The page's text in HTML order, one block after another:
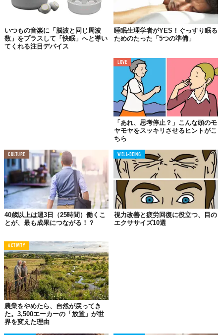
04.
好きな音楽を聴くと
また、「WebMD」によれば、音楽には痛みを和らげる効果が見
心に強く依存しているのだそう。つらいことがあったときには、
大好きな音楽を聞くっていうのも有効な方法かもしれませんね。
05.
アップテンポな曲で
パフォーマンス
いつもの音楽に「脳波と同じ周波
数」をプラスして「快眠」へと導い
てくれる注目デバイス
睡眠生理学者がYES！ぐっすり眠る
ためのたった「5つの準備」
LOVE
「あれ、思考停止？」こんな頭のモ
ヤモヤをスッキリさせるヒントがこ
ちら
CULTURE
40歳以上は週3日（25時間）働くこ
とが、最も成果につながる！？
WELL-BEING
視力改善と疲労回復に役立つ、目の
エクササイズ10選
ACTIVITY
農業をやめたら、自然が戻ってき
た。3,500エーカーの「放置」が世
界を変えた理由